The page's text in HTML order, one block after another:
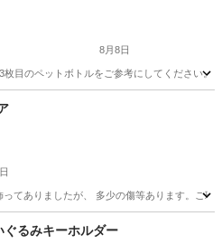
8月8日
目のペットボトルをご参考にしてください。
てありましたが、 多少の傷等あります。ご
銀魂るみキーホルダー